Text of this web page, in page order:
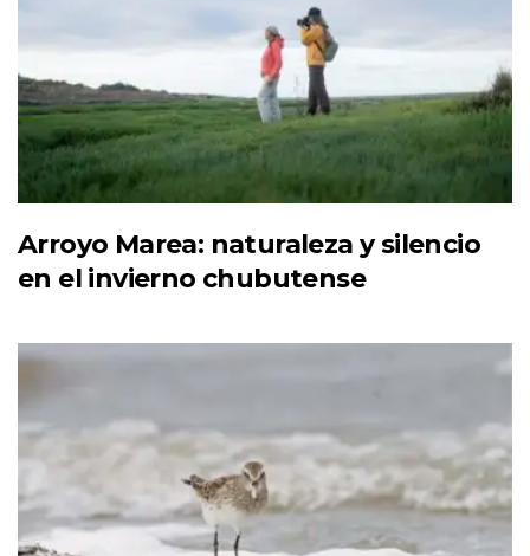
Arroyo Marea: naturaleza y silencio
en el invierno chubutense